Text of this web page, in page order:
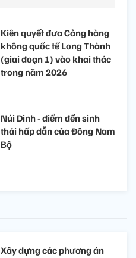
Kiên quyết đưa Cảng hàng
không quốc tế Long Thành
(giai đoạn 1) vào khai thác
trong năm 2026
Núi Dinh - điểm đến sinh
thái hấp dẫn của Đông Nam
Bộ
Xây dựng các phương án